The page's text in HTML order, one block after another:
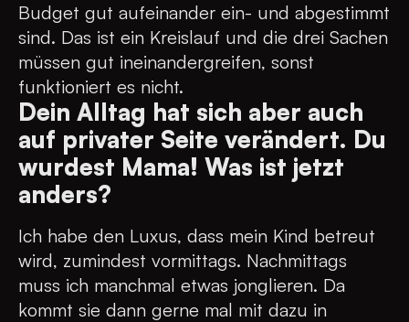
Budget gut aufeinander ein- und abgestimmt
sind. Das ist ein Kreislauf und die drei Sachen
müssen gut ineinandergreifen, sonst
funktioniert es nicht.
Dein Alltag hat sich aber auch
auf privater Seite verändert. Du
wurdest Mama! Was ist jetzt
anders?
Ich habe den Luxus, dass mein Kind betreut
wird, zumindest vormittags. Nachmittags
muss ich manchmal etwas jonglieren. Da
kommt sie dann gerne mal mit dazu in